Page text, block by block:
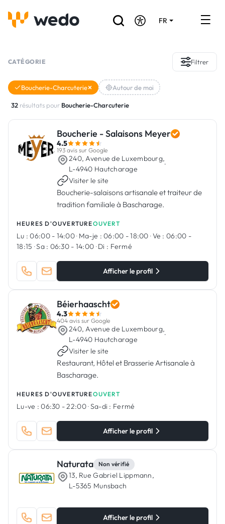
FR
Réalisations
Offres d'emploi
Vous êtes un Artisan ?
Connexion
CATÉGORIE Filtrer
Boucherie-Charcuterie Autour de moi
32 résultats pour Boucherie-Charcuterie
Boucherie - Salaisons Meyer
4.5
193 avis sur Google
240, Avenue de Luxembourg,
L-4940 Hautcharage
·
Visiter le site
Boucherie-salaisons artisanale et traiteur de
tradition familiale à Bascharage.
HEURES D'OUVERTUREOUVERT
Lu : 06:00 - 14:00· Ma-je : 06:00 - 18:00·Ve : 06:00 -
18:15 ·Sa : 06:30 - 14:00 ·Di : Fermé
Afficher le profil
Béierhaascht
4.3
404 avis sur Google
240, Avenue de Luxembourg,
L-4940 Hautcharage
·
Visiter le site
Restaurant, Hôtel et Brasserie Artisanale à
Bascharage.
HEURES D'OUVERTUREOUVERT
Lu-ve : 06:30 - 22:00·Sa-di : Fermé
Afficher le profil
Naturata Non vérifié
13, Rue Gabriel Lippmann,
L-5365 Munsbach
Afficher le profil